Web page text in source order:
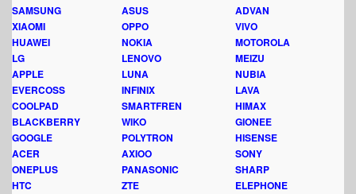
SAMSUNG ASUS
ADVAN
XIAOMI
OPPO
VIVO
HUAWEI
NOKIA
MOTOROLA
LG
LENOVO
MEIZU
APPLE
LUNA
NUBIA
EVERCOSS
INFINIX
LAVA
COOLPAD
SMARTFREN
HIMAX
BLACKBERRY
WIKO
GIONEE
GOOGLE
POLYTRON
HISENSE
ACER
AXIOO
SONY
ONEPLUS
PANASONIC
SHARP
HTC
ZTE ELEPHONE